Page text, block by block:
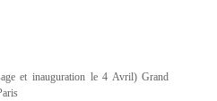
et inauguration le 4 Avril) Grand